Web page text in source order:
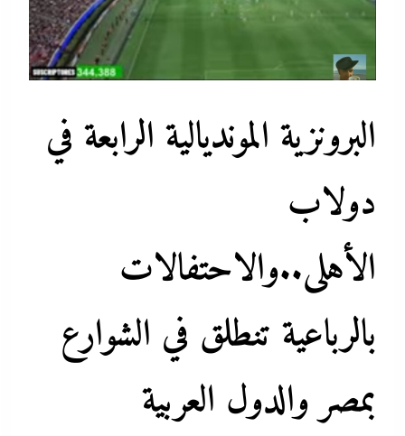
البرونزية المونديالية الرابعة في
دولاب
الأهلى..والاحتفالات
بالرباعية تنطلق في الشوارع
بمصر والدول العربية